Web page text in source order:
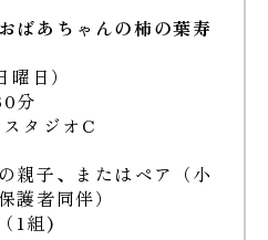
ばあちゃんの柿の葉寿
日）
分
タジオC
親子、またはペア（小
護者同伴）
1組)